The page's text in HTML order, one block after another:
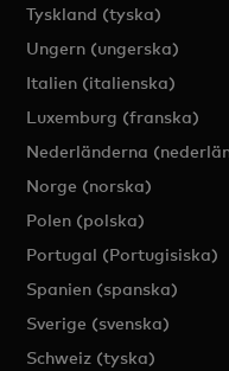
Tyskland (tyska)
Ungern (ungerska)
Italien (italienska)
Luxemburg (franska)
Nederländerna
Norge (norska)
Polen (polska)
Portugal (Portugisiska)
Spanien (spanska)
Sverige (svenska)
Schweiz (tyska)